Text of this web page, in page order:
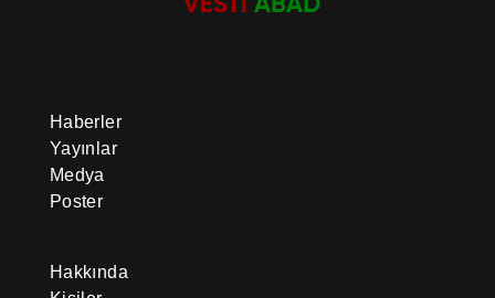
Haberler
Yayınlar
Medya
Poster
Hakkında